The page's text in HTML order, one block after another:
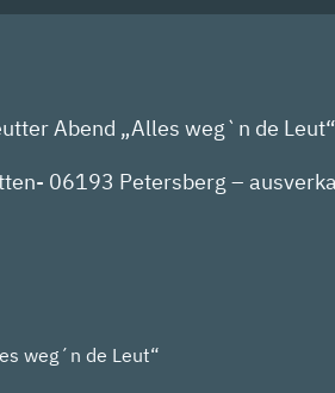
Abend „Alles weg`n de Leut“
06193 Petersberg –
weg´n de Leut“